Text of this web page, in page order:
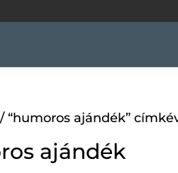
/ “humoros ajándék”
ajándék